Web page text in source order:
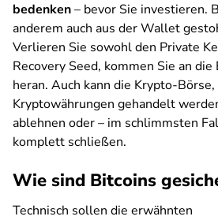
bedenken– bevor Sie investieren.
anderem auch aus der Wallet
Verlieren Sie sowohl den Private
Recovery Seed, kommen Sie an
heran. Auch kann die Krypto-Börse,
Kryptowährungen gehandelt
ablehnen oder – im schlimmsten
komplett schließen.
Wie sind Bitcoins
Technisch sollen die erwähnten